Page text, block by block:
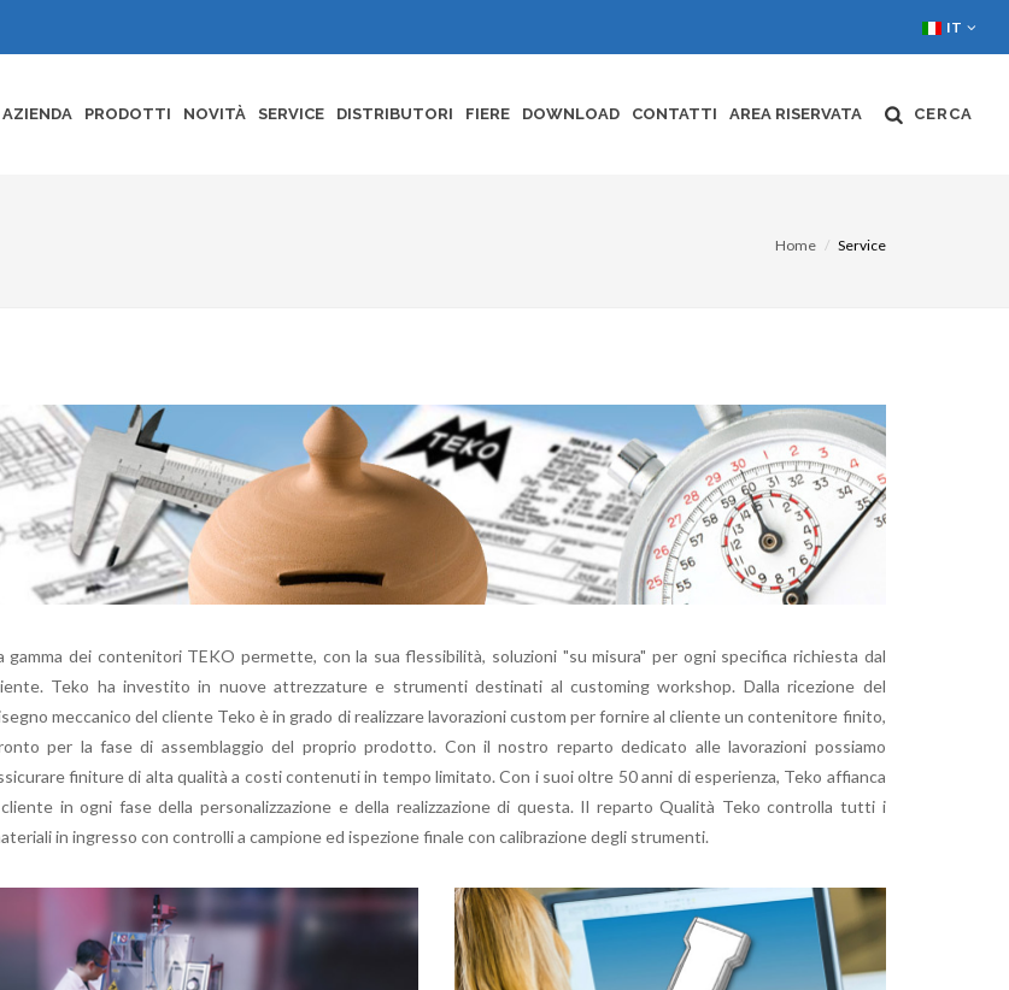
IT
AZIENDA PRODOTTI NOVITÀ SERVICE DISTRIBUTORI FIERE DOWNLOAD CONTATTI AREA RISERVATA CERCA
Home Service
gamma dei contenitori TEKO permette, con la sua flessibilità, soluzioni "su misura" per ogni specifica richiesta dal
Teko ha investito in nuove attrezzature e strumenti destinati al customing workshop. Dalla ricezione del
meccanico del cliente Teko è in grado di realizzare lavorazioni custom per fornire al cliente un contenitore finito,
per la fase di assemblaggio del proprio prodotto. Con il nostro reparto dedicato alle lavorazioni possiamo
finiture di alta qualità a costi contenuti in tempo limitato. Con i suoi oltre 50 anni di esperienza, Teko affianca
in ogni fase della personalizzazione e della realizzazione di questa. Il reparto Qualità Teko controlla tutti i
in ingresso con controlli a campione ed ispezione finale con calibrazione degli strumenti.